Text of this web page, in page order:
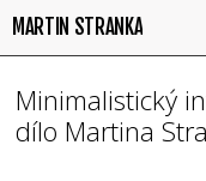
MARTIN STRANKA
Minimalistický
dílo Martina